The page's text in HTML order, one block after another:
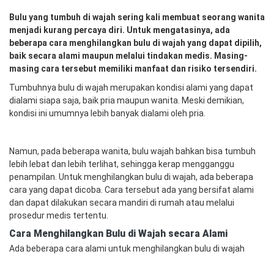
Bulu yang tumbuh di wajah sering kali membuat seorang wanita
menjadi kurang percaya diri. Untuk mengatasinya, ada
beberapa cara menghilangkan bulu di wajah yang dapat dipilih,
baik secara alami maupun melalui tindakan medis. Masing-
masing cara tersebut memiliki manfaat dan risiko tersendiri.
Tumbuhnya bulu di wajah merupakan kondisi alami yang dapat
dialami siapa saja, baik pria maupun wanita. Meski demikian,
kondisi ini umumnya lebih banyak dialami oleh pria.
Namun, pada beberapa wanita, bulu wajah bahkan bisa tumbuh
lebih lebat dan lebih terlihat, sehingga kerap mengganggu
penampilan. Untuk menghilangkan bulu di wajah, ada beberapa
cara yang dapat dicoba. Cara tersebut ada yang bersifat alami
dan dapat dilakukan secara mandiri di rumah atau melalui
prosedur medis tertentu.
Cara Menghilangkan Bulu di Wajah secara Alami
Ada beberapa cara alami untuk menghilangkan bulu di wajah